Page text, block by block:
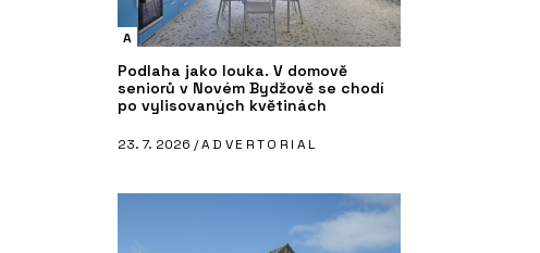
A
Podlaha jako louka. V domově
seniorů v Novém Bydžově se chodí
po vylisovaných květinách
23. 7. 2026 /ADVERTORIAL